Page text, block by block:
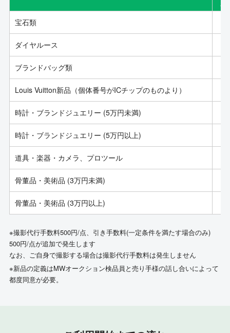
宝石類
ダイヤルース
ブランドバッグ類
Louis Vuitton新品（個体番号がICチップのものより）
時計・ブランドジュエリー (5万円未満)
時計・ブランドジュエリー (5万円以上)
道具・楽器・カメラ、プロツール
骨董品・美術品 (3万円未満)
骨董品・美術品 (3万円以上)
※撮影代行手数料500円/点、引き手数料(一定条件を満たす場合のみ)
500円/点が追加で発生します
なお、ご自身で撮影する場合は撮影代行手数料は発生しません
※新品の定義はMWオークション検品員と売り手様の話し合いによって
都度同意が必要。